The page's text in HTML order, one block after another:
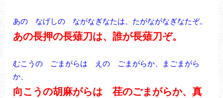
あの なげしの ながなぎなたは、たがながなぎなたぞ。
あの長押の長薙刀は、誰が長薙刀ぞ。
むこうの ごまがらは えの ごまがらか、まごまがら
か、
向こうの胡麻がらは 荏のごまがらか、真